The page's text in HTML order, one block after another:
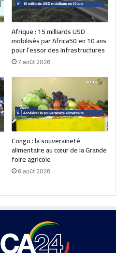
Afrique : 15 milliards USD
mobilisés par Africa50 en 10 ans
pour l’essor des infrastructures
7 août 2026
Congo : la souveraineté
alimentaire au cœur de la Grande
foire agricole
6 août 2026